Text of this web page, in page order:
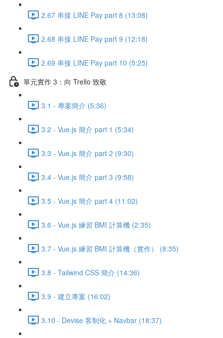
2.67 串接 LINE Pay part 8 (13:08)
2.68 串接 LINE Pay part 9 (12:18)
2.69 串接 LINE Pay part 10 (5:25)
單元實作 3：向 Trello 致敬
3.1 - 專案簡介 (5:36)
3.2 - Vue.js 簡介 part 1 (5:34)
3.3 - Vue.js 簡介 part 2 (9:30)
3.4 - Vue.js 簡介 part 3 (9:58)
3.5 - Vue.js 簡介 part 4 (11:02)
3.6 - Vue.js 練習 BMI 計算機 (2:35)
3.7 - Vue.js 練習 BMI 計算機（實作） (8:35)
3.8 - Tailwind CSS 簡介 (14:36)
3.9 - 建立專案 (16:02)
3.10 - Devise 客制化 + Navbar (18:37)